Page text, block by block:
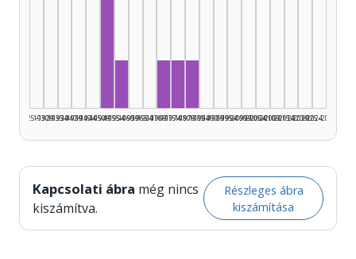
1925–1929
1930–1934
1935–1939
1940–1944
1945–1949
1950–1954
1955–1959
1960–1964
1965–1969
1970–1974
1975–1979
1980–1984
1985–1989
1990–1994
1995–1999
2000–2004
2005–2009
2010–2014
2015–2019
2020–2024
2025–2026
Kapcsolati ábra még nincs
kiszámítva.
Részleges ábra
kiszámítása